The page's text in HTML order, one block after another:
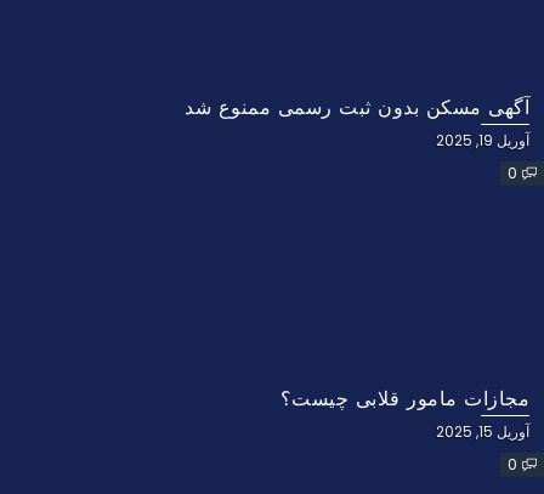
آگهی مسکن بدون ثبت رسمی ممنوع شد
آوریل 19, 2025
0
مجازات مامور قلابی چیست؟
آوریل 15, 2025
0